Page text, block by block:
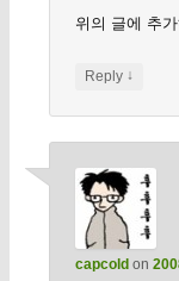
위의 글에 추
Reply ↓
capcold on